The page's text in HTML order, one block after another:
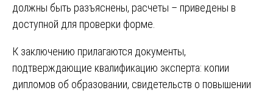
должны быть разъяснены, расчеты – приведены в
доступной для проверки форме.
К заключению прилагаются документы,
подтверждающие квалификацию эксперта: копии
дипломов об образовании, свидетельств о повышении